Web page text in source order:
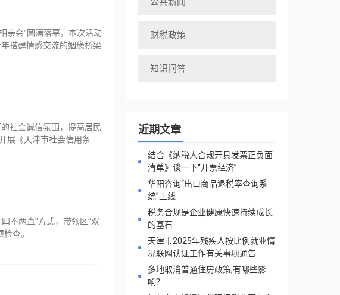
亲会”圆满落幕，本次活动
搭建情感交流的姻缘桥梁
社会诚信氛围，提高居民
展《天津市社会信用条
不两直”方式，带领区“双
查。
财税政策
知识问答
近期文章
结合《纳税人合规开具发票正负面
清单》谈一下“开票经济”
华阳咨询“出口商品退税率查询系
统”上线
税务合规是企业健康快速持续成长
的基石
天津市2025年残疾人按比例就业情
况联网认证工作有关事项通告
多地取消普通住房政策,有哪些影
响？